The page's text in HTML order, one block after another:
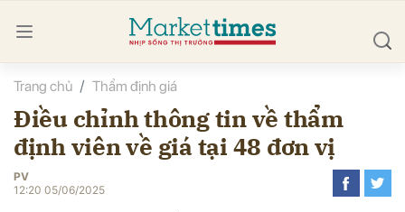
Trang chủ Thẩm định giá
Điều chỉnh thông tin về thẩm
định viên về giá tại 48 đơn vị
PV
12:20 05/06/2025
luận